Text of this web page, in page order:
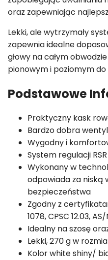
oraz zapewniając
Lekki, ale wytrzymały
zapewnia idealne
głowy na całym
pionowym i poziomym
Podstawowe
Praktyczny kask
Bardzo dobra
Wygodny i
System regulacji RSR
Wykonany w
odpowiada za niską
bezpieczeństwa
Zgodny z
1078, CPSC 12.03,
Idealny na szosę
Lekki, 270 g w
Kolor white shiny/